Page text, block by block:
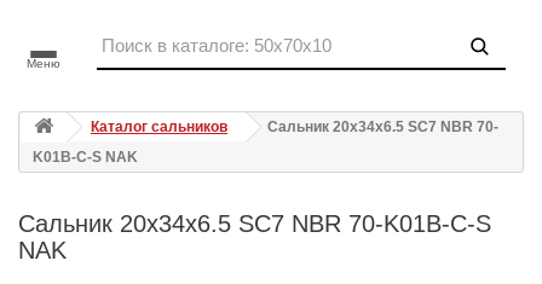
Меню
Каталог сальников
Сальник 20x34x6.5 SC7 NBR 70-
K01B-C-S NAK
Сальник 20x34x6.5 SC7 NBR 70-K01B-C-S
NAK